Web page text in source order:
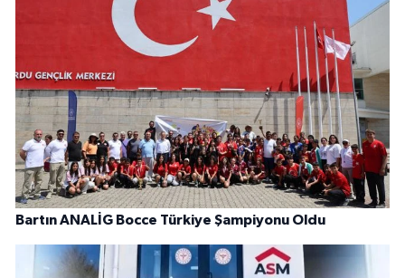
Bartın ANALİG Bocce Türkiye Şampiyonu Oldu